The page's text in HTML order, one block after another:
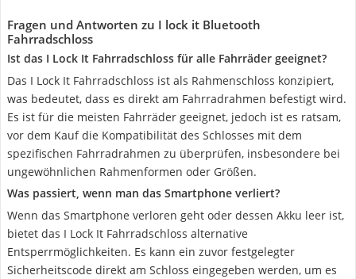
Fragen und Antworten zu I lock it Bluetooth
Fahrradschloss
Ist das I Lock It Fahrradschloss für alle Fahrräder geeignet?
Das I Lock It Fahrradschloss ist als Rahmenschloss konzipiert,
was bedeutet, dass es direkt am Fahrradrahmen befestigt wird.
Es ist für die meisten Fahrräder geeignet, jedoch ist es ratsam,
vor dem Kauf die Kompatibilität des Schlosses mit dem
spezifischen Fahrradrahmen zu überprüfen, insbesondere bei
ungewöhnlichen Rahmenformen oder Größen.
Was passiert, wenn man das Smartphone verliert?
Wenn das Smartphone verloren geht oder dessen Akku leer ist,
bietet das I Lock It Fahrradschloss alternative
Entsperrmöglichkeiten. Es kann ein zuvor festgelegter
Sicherheitscode direkt am Schloss eingegeben werden, um es